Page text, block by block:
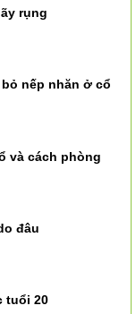
rụng
nếp nhăn ở cổ
và cách phòng
đâu
tuổi 20